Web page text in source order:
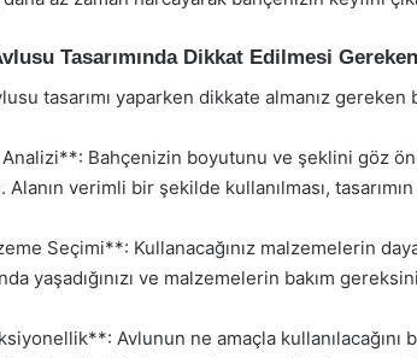
Tasarımında Dikkat Edilmesi
tasarımı yaparken dikkate almanız gereken
Bahçenizin boyutunu ve şeklini göz
Alanın verimli bir şekilde kullanılması, tasarımın
Seçimi**: Kullanacağınız malzemelerin
yaşadığınızı ve malzemelerin bakım
Avlunun ne amaçla kullanılacağını